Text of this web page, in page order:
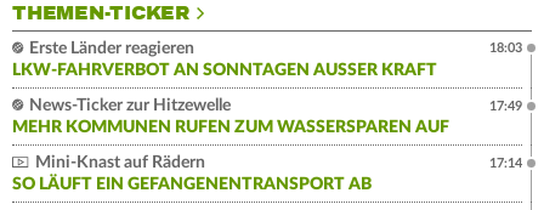
THEMEN-TICKER
Erste Länder reagieren
LKW-FAHRVERBOT AN SONNTAGEN AUSSER KRAFT
18:03
News-Ticker zur Hitzewelle
MEHR KOMMUNEN RUFEN ZUM WASSERSPAREN AUF
17:49
Mini-Knast auf Rädern
SO LÄUFT EIN GEFANGENENTRANSPORT AB
17:14